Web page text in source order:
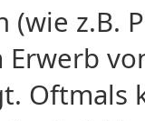
(wie z.B.
Oftmals